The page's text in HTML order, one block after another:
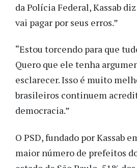
da Polícia Federal, Kassab
vai pagar por seus erros.”
“Estou torcendo para que
Quero que ele tenha
esclarecer. Isso é muito
brasileiros continuem
democracia.”
O PSD, fundado por Kassab
maior número de prefeitos